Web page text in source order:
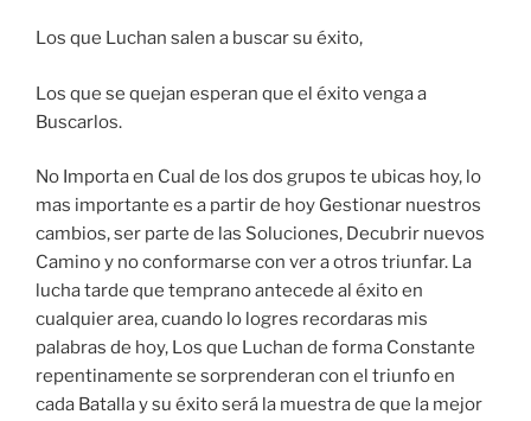
Los que Luchan salen a buscar su éxito,
Los que se quejan esperan que el éxito venga a
Buscarlos.
No Importa en Cual de los dos grupos te ubicas hoy, lo
mas importante es a partir de hoy Gestionar nuestros
cambios, ser parte de las Soluciones, Decubrir nuevos
Camino y no conformarse con ver a otros triunfar. La
lucha tarde que temprano antecede al éxito en
cualquier area, cuando lo logres recordaras mis
palabras de hoy, Los que Luchan de forma Constante
repentinamente se sorprenderan con el triunfo en
cada Batalla y su éxito será la muestra de que la mejor